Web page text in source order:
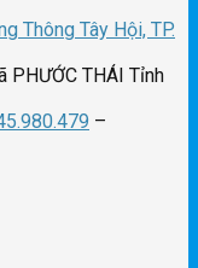
Thông Tây Hội, TP.
PHƯỚC THÁI Tỉnh
–